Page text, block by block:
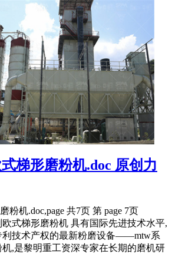
梯形磨粉机.doc 原创力
粉机.doc,page 共7页 第 page 7页
欧式梯形磨粉机 具有国际先进技术水平,
利技术产权的最新粉磨设备——mtw系
,是黎明重工资深专家在长期的磨机研